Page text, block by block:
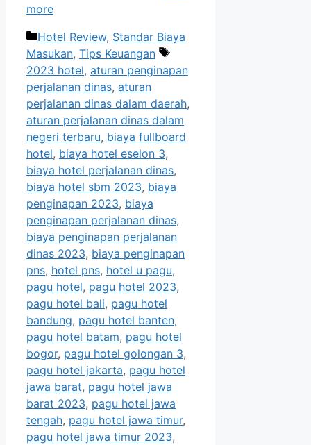
more
Categories
Hotel Review, Standar Biaya
Masukan, Tips Keuangan
Tags
2023 hotel, aturan penginapan
perjalanan dinas, aturan
perjalanan dinas dalam daerah,
aturan perjalanan dinas dalam
negeri terbaru, biaya fullboard
hotel, biaya hotel eselon 3,
biaya hotel perjalanan dinas,
biaya hotel sbm 2023, biaya
penginapan 2023, biaya
penginapan perjalanan dinas,
biaya penginapan perjalanan
dinas 2023, biaya penginapan
pns, hotel pns, hotel u pagu,
pagu hotel, pagu hotel 2023,
pagu hotel bali, pagu hotel
bandung, pagu hotel banten,
pagu hotel batam, pagu hotel
bogor, pagu hotel golongan 3,
pagu hotel jakarta, pagu hotel
jawa barat, pagu hotel jawa
barat 2023, pagu hotel jawa
tengah, pagu hotel jawa timur,
pagu hotel jawa timur 2023,